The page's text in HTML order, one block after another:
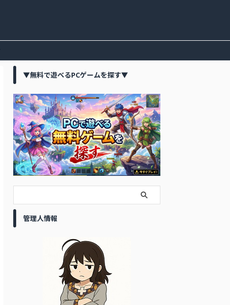
▼無料で遊べるPCゲームを探す▼
管理人情報